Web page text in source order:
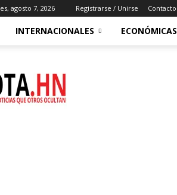
agosto 7, 2026 Registrarse / Unirse Contacto
INTERNACIONALES ECONÓMICAS